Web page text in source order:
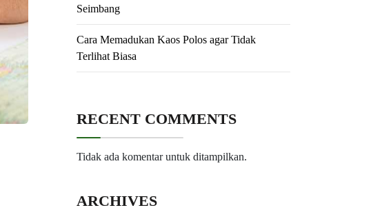
Seimbang
Cara Memadukan Kaos Polos agar Tidak
Terlihat Biasa
RECENT COMMENTS
Tidak ada komentar untuk ditampilkan.
ARCHIVES